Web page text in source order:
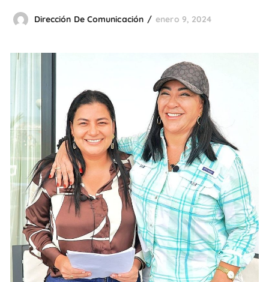
Dirección De Comunicación enero 9, 2024